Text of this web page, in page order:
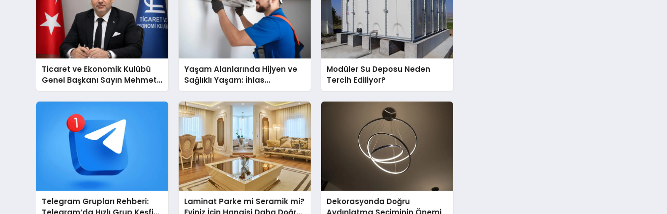
Ticaret ve Ekonomik Kulübü
Genel Başkanı Sayın Mehmet
Ulutaş, ekonomiye dair yaptığı
açıklamada şunları kaydetti:
Yaşam Alanlarında Hijyen ve
Sağlıklı Yaşam: İhlas
Cihazlarında Dürüst Teknik
Destek Deneyimi
Modüler Su Deposu Neden
Tercih Ediliyor?
Telegram Grupları Rehberi:
Laminat Parke mi Seramik mi?
Dekorasyonda Doğru